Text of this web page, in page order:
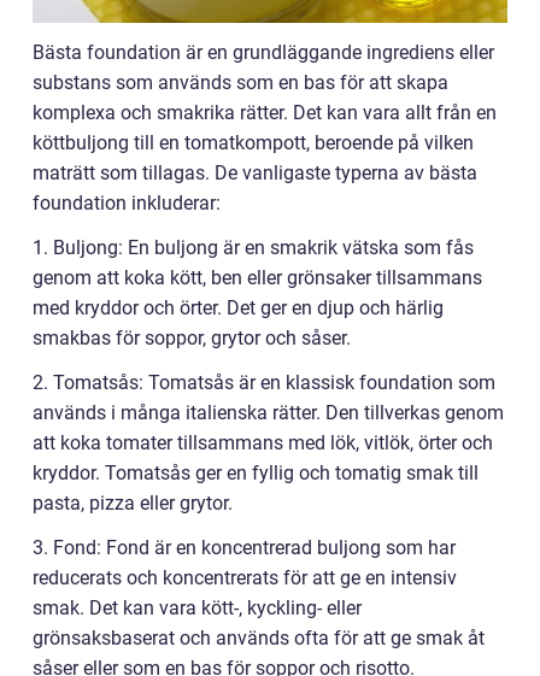
Bästa foundation är en grundläggande ingrediens eller
substans som används som en bas för att skapa
komplexa och smakrika rätter. Det kan vara allt från en
köttbuljong till en tomatkompott, beroende på vilken
maträtt som tillagas. De vanligaste typerna av bästa
foundation inkluderar:
1. Buljong: En buljong är en smakrik vätska som fås
genom att koka kött, ben eller grönsaker tillsammans
med kryddor och örter. Det ger en djup och härlig
smakbas för soppor, grytor och såser.
2. Tomatsås: Tomatsås är en klassisk foundation som
används i många italienska rätter. Den tillverkas genom
att koka tomater tillsammans med lök, vitlök, örter och
kryddor. Tomatsås ger en fyllig och tomatig smak till
pasta, pizza eller grytor.
3. Fond: Fond är en koncentrerad buljong som har
reducerats och koncentrerats för att ge en intensiv
smak. Det kan vara kött-, kyckling- eller
grönsaksbaserat och används ofta för att ge smak åt
såser eller som en bas för soppor och risotto.